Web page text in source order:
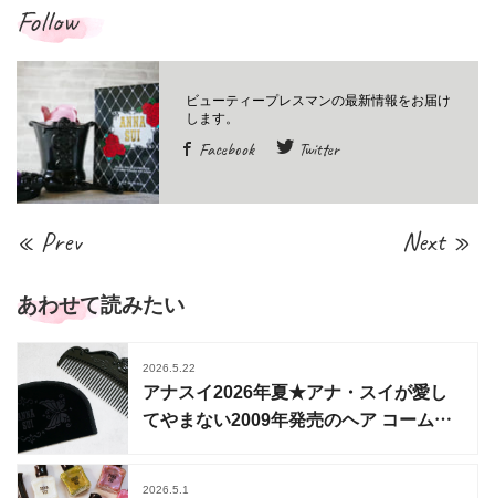
Follow
Facebook Twitter
« Prev Next »
あわせて読みたい
2026.5.22
アナスイ2026年夏★アナ・スイが愛し
てやまない2009年発売のヘア コームが
2026.5.1